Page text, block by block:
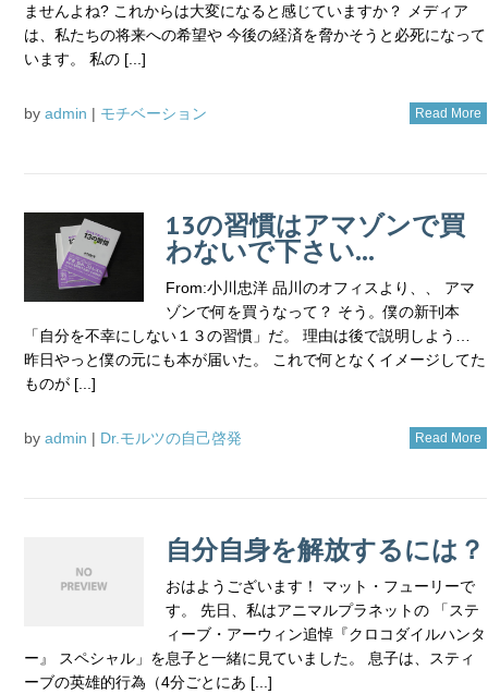
ませんよね? これからは大変になると感じていますか？ メディア
は、私たちの将来への希望や 今後の経済を脅かそうと必死になって
います。 私の [...]
by admin | モチベーション Read More
13の習慣はアマゾンで買
わないで下さい…
From:小川忠洋 品川のオフィスより、、 アマ
ゾンで何を買うなって？ そう。僕の新刊本
「自分を不幸にしない１３の習慣」だ。 理由は後で説明しよう…
昨日やっと僕の元にも本が届いた。 これで何となくイメージしてた
ものが [...]
by admin | Dr.モルツの自己啓発 Read More
自分自身を解放するには？
おはようございます！ マット・フューリーで
す。 先日、私はアニマルプラネットの 「ステ
ィーブ・アーウィン追悼『クロコダイルハンタ
ー』 スペシャル」を息子と一緒に見ていました。 息子は、スティ
ーブの英雄的行為（4分ごとにあ [...]